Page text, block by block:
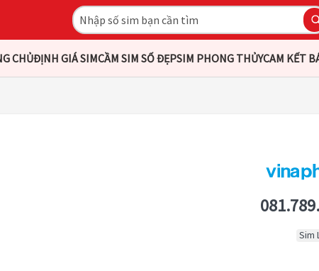
CHỦĐỊNH GIÁ SIMCẦM SIM SỐ ĐẸPSIM PHONG THỦYCAM KẾT
081.789.
Sim